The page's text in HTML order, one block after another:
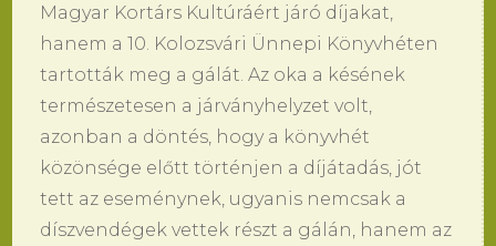
Magyar Kortárs Kultúráért járó díjakat,
hanem a 10. Kolozsvári Ünnepi Könyvhéten
tartották meg a gálát. Az oka a késének
természetesen a járványhelyzet volt,
azonban a döntés, hogy a könyvhét
közönsége előtt történjen a díjátadás, jót
tett az eseménynek, ugyanis nemcsak a
díszvendégek vettek részt a gálán, hanem az